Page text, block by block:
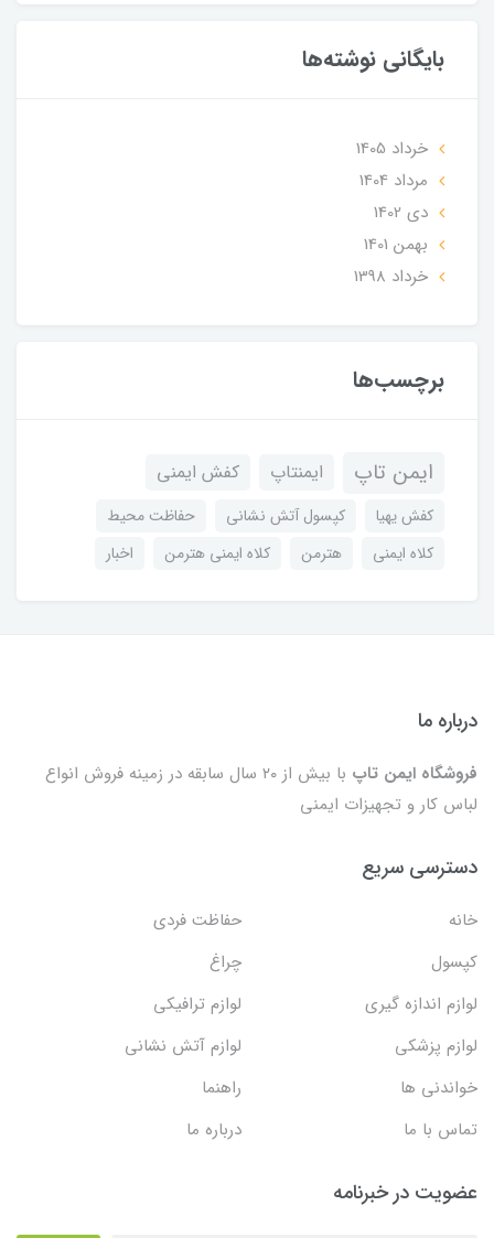
بایگانی نوشته‌ها
خرداد 1405
مرداد 1404
دی 1402
بهمن 1401
خرداد 1398
برچسب‌ها
ایمن تاپ ایمنتاپ کفش ایمنی
کفش یهیا کپسول آتش نشانی
حفاظت محیط
کلاه ایمنی
هترمن کلاه ایمنی هترمن اخبار
درباره ما
فروشگاه ایمن تاپ
با بیش از ۲۰ سال سابقه در زمینه فروش انواع
لباس کار و تجهیزات ایمنی
دسترسی سریع
خانه
حفاظت فردی
کپسول
چراغ
لوازم اندازه گیری
لوازم ترافیکی
لوازم پزشکی
لوازم آتش نشانی
خواندنی ها
راهنما
تماس با ما
درباره ما
عضویت در خبرنامه